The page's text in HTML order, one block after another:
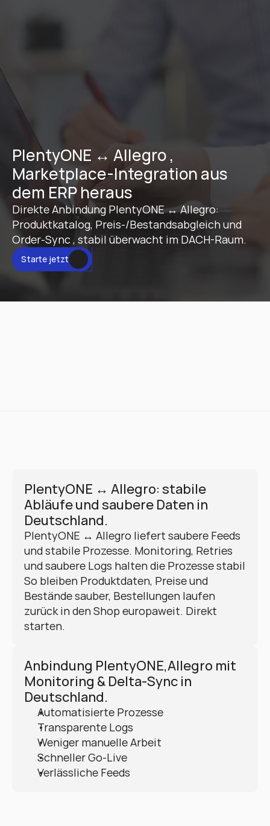
PlentyONE ↔ Allegro ,
Marketplace-Integration aus
dem ERP heraus
Direkte Anbindung PlentyONE ↔ Allegro:
Produktkatalog, Preis-/Bestandsabgleich und
Order-Sync , stabil überwacht im DACH-Raum.
Starte jetzt
PlentyONE ↔ Allegro: stabile
Abläufe und saubere Daten in
Deutschland.
PlentyONE ↔ Allegro liefert saubere Feeds
und stabile Prozesse. Monitoring, Retries
und saubere Logs halten die Prozesse stabil
So bleiben Produktdaten, Preise und
Bestände sauber, Bestellungen laufen
zurück in den Shop europaweit. Direkt
starten.
Anbindung PlentyONE,Allegro mit
Monitoring & Delta-Sync in
Deutschland.
Automatisierte Prozesse
Transparente Logs
Weniger manuelle Arbeit
Schneller Go-Live
Verlässliche Feeds